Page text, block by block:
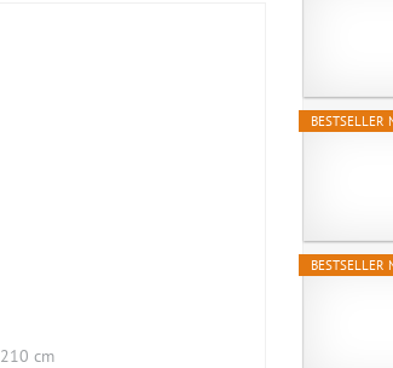
210 cm
BESTSELLER
BESTSELLER